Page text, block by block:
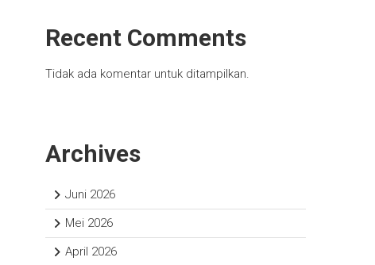
Recent Comments
Tidak ada komentar untuk ditampilkan.
Archives
Juni 2026
Mei 2026
April 2026